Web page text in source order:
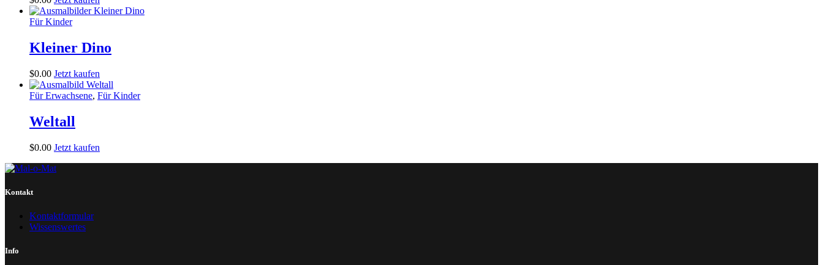
Für Kinder
Kleiner Dino
$0.00 Jetzt kaufen
Für Erwachsene, Für Kinder
Weltall
$0.00 Jetzt kaufen
Kontakt
Kontaktformular
Wissenswertes
Info